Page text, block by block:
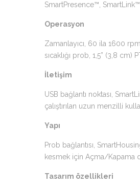
SmartPresence™,
Operasyon
Zamanlayıcı, 60 ila 1600
sıcaklığı prob, 1,5” (3,8 cm)
İletişim
USB bağlantı noktası,
çalıştırılan uzun menzilli
Yapı
Prob bağlantısı,
kesmek için Açma/Kapama
Tasarım özellikleri